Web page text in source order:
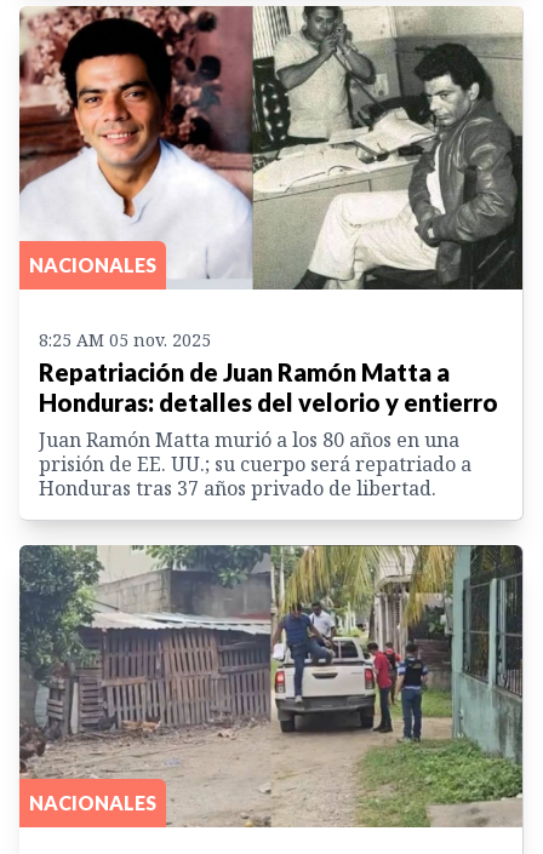
NACIONALES
8:25 AM 05 nov. 2025
Repatriación de Juan Ramón Matta a
Honduras: detalles del velorio y entierro
Juan Ramón Matta murió a los 80 años en una
prisión de EE. UU.; su cuerpo será repatriado a
Honduras tras 37 años privado de libertad.
NACIONALES